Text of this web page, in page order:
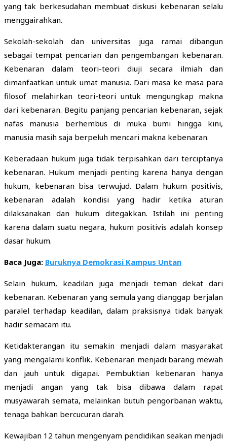
yang tak berkesudahan membuat diskusi kebenaran selalu
menggairahkan.
Sekolah-sekolah dan universitas juga ramai dibangun
sebagai tempat pencarian dan pengembangan kebenaran.
Kebenaran dalam teori-teori diuji secara ilmiah dan
dimanfaatkan untuk umat manusia. Dari masa ke masa para
filosof melahirkan teori-teori untuk mengungkap makna
dari kebenaran. Begitu panjang pencarian kebenaran, sejak
nafas manusia berhembus di muka bumi hingga kini,
manusia masih saja berpeluh mencari makna kebenaran.
Keberadaan hukum juga tidak terpisahkan dari terciptanya
kebenaran. Hukum menjadi penting karena hanya dengan
hukum, kebenaran bisa terwujud. Dalam hukum positivis,
kebenaran adalah kondisi yang hadir ketika aturan
dilaksanakan dan hukum ditegakkan. Istilah ini penting
karena dalam suatu negara, hukum positivis adalah konsep
dasar hukum.
Baca Juga: Buruknya Demokrasi Kampus Untan
Selain hukum, keadilan juga menjadi teman dekat dari
kebenaran. Kebenaran yang semula yang dianggap berjalan
paralel terhadap keadilan, dalam praksisnya tidak banyak
hadir semacam itu.
Ketidakterangan itu semakin menjadi dalam masyarakat
yang mengalami konflik. Kebenaran menjadi barang mewah
dan jauh untuk digapai. Pembuktian kebenaran hanya
menjadi angan yang tak bisa dibawa dalam rapat
musyawarah semata, melainkan butuh pengorbanan waktu,
tenaga bahkan bercucuran darah.
Kewajiban 12 tahun mengenyam pendidikan seakan menjadi